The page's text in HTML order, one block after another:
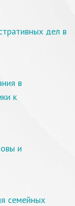
дел в
в
к
и
семейных